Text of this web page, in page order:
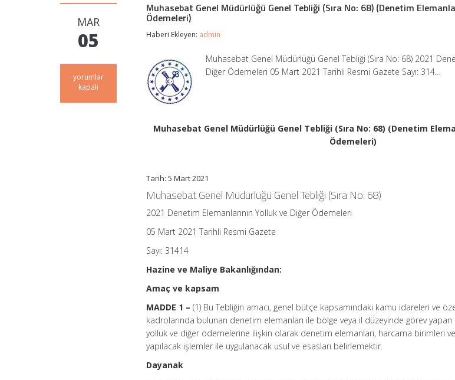
MAR
05
Muhasebat
Genel
yorumlar
kapalı
Muhasebat Genel Müdürlüğü Genel Tebliği (Sıra No: 68) (Denetim
Ödemeleri)
Haberi Ekleyen: admin
Muhasebat Genel Müdürlüğü Genel Tebliği (Sıra No: 68) 2021
Diğer Ödemeleri 05 Mart 2021 Tarihli Resmi Gazete Sayı: 314…
Muhasebat Genel Müdürlüğü Genel Tebliği (Sıra No: 68) (Denetim
Ödemeleri)
Tarih: 5 Mart 2021
Muhasebat Genel Müdürlüğü Genel Tebliği (Sıra No: 68)
2021 Denetim Elemanlarının Yolluk ve Diğer Ödemeleri
05 Mart 2021 Tarihli Resmi Gazete
Sayı: 31414
Hazine ve Maliye Bakanlığından:
Amaç ve kapsam
MADDE 1 – (1) Bu Tebliğin amacı, genel bütçe kapsamındaki kamu idareleri ve
kadrolarında bulunan denetim elemanları ile bölge veya il düzeyinde görev yapan
yolluk ve diğer ödemelerine ilişkin olarak denetim elemanları, harcama birimleri
yapılacak işlemler ile uygulanacak usul ve esasları belirlemektir.
Dayanak